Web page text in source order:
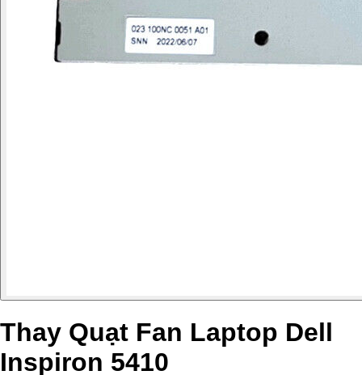
Thay Quạt Fan Laptop Dell
Inspiron 5410